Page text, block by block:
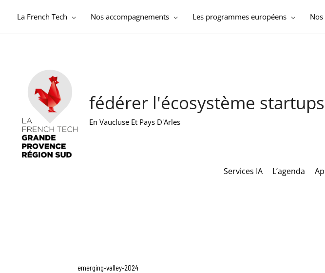
La French Tech Nos accompagnements Les programmes européens
fédérer l'écosystème startups
En Vaucluse Et Pays D'Arles
Services IA L’agenda
emerging-valley-2024